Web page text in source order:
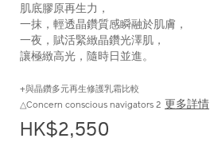
肌底膠原再生力，
一抹，輕透晶鑽質感瞬融於肌膚，
一夜，賦活緊緻晶鑽光澤肌，
讓極緻高光，隨時日並進。
+與晶鑽多元再生修護乳霜比較
△Concern conscious navigators 2 更多詳情
HK$2,550